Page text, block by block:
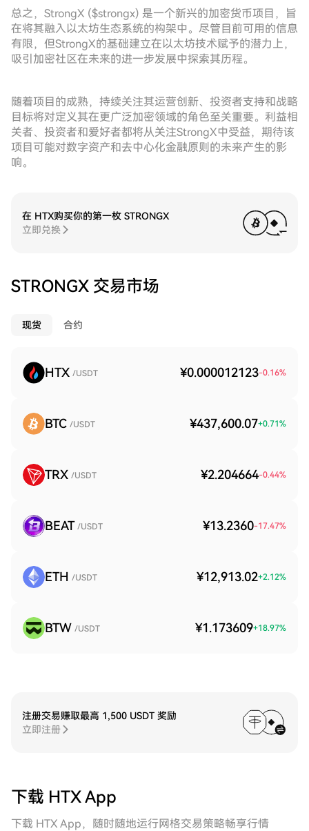
总之，StrongX ($strongx) 是一个新兴的加密货币项目，旨
在将其融入以太坊生态系统的构架中。尽管目前可用的信息
有限，但StrongX的基础建立在以太坊技术赋予的潜力上，
吸引加密社区在未来的进一步发展中探索其历程。
随着项目的成熟，持续关注其运营创新、投资者支持和战略
目标将对定义其在更广泛加密领域的角色至关重要。利益相
关者、投资者和爱好者都将从关注StrongX中受益，期待该
项目可能对数字资产和去中心化金融原则的未来产生的影
响。
在 HTX购买你的第一枚 STRONGX
立即兑换
STRONGX 交易市场
现货 合约
HTX /USDT ¥0.000012123-0.16%
BTC /USDT ¥437,600.07+0.71%
TRX /USDT ¥2.204664-0.44%
BEAT /USDT ¥13.2360-17.47%
ETH /USDT ¥12,913.02+2.12%
BTW /USDT ¥1.173609+18.97%
注册交易赚取最高 1,500 USDT 奖励
立即注册
下载 HTX App
下载 HTX App，随时随地运行网格交易策略畅享行情